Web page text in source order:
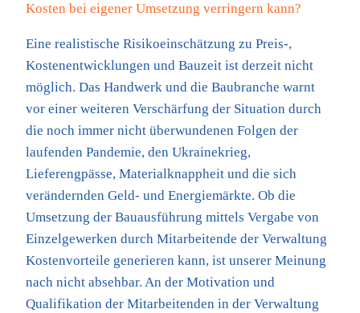
Kosten bei eigener Umsetzung verringern kann?
Eine realistische Risikoeinschätzung zu Preis-,
Kostenentwicklungen und Bauzeit ist derzeit nicht
möglich. Das Handwerk und die Baubranche warnt
vor einer weiteren Verschärfung der Situation durch
die noch immer nicht überwundenen Folgen der
laufenden Pandemie, den Ukrainekrieg,
Lieferengpässe, Materialknappheit und die sich
verändernden Geld- und Energiemärkte. Ob die
Umsetzung der Bauausführung mittels Vergabe von
Einzelgewerken durch Mitarbeitende der Verwaltung
Kostenvorteile generieren kann, ist unserer Meinung
nach nicht absehbar. An der Motivation und
Qualifikation der Mitarbeitenden in der Verwaltung